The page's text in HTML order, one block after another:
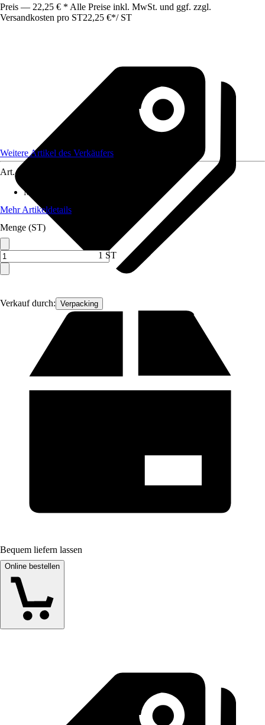
Preis — 22,25 € * Alle Preise inkl. MwSt. und ggf. zzgl.
Versandkosten pro ST22,25 €*/ ST
Verkauf durch: Verpacking
Weitere Artikel des Verkäufers
Art.-Nr.
Material
Mehr Artikeldetails
Menge (ST)
1 ST
Bequem liefern lassen
Online bestellen